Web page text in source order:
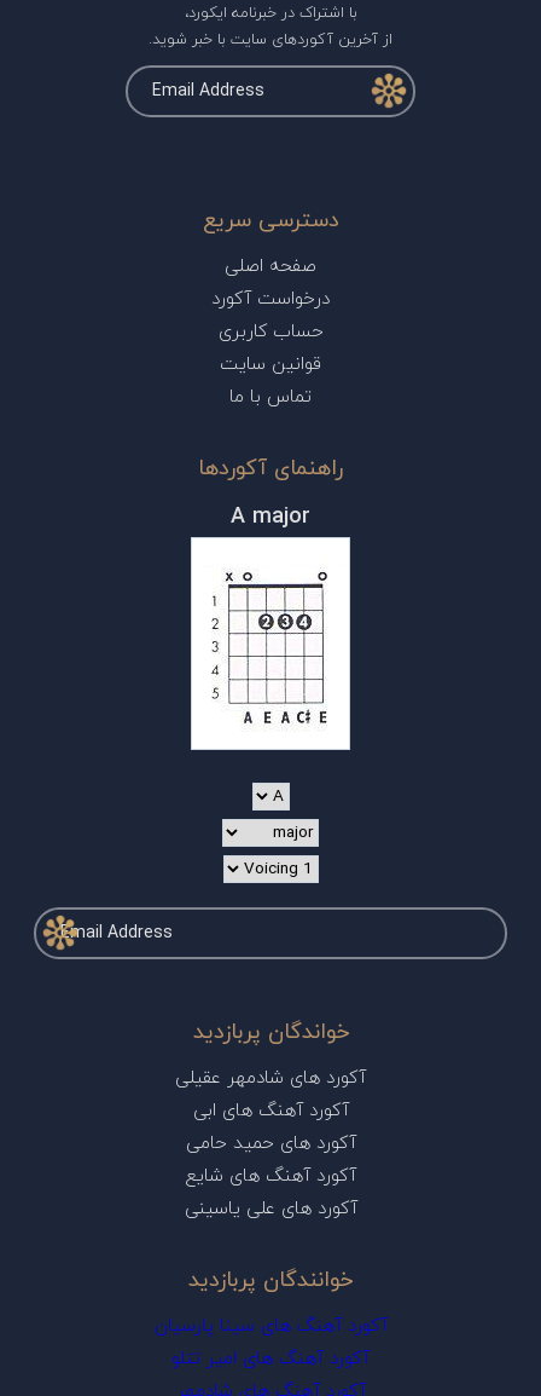
با اشتراک در خبرنامه ایکورد،
از آخرین آکوردهای سایت با خبر شوید.
دسترسی سریع
صفحه اصلی
درخواست آکورد
حساب کاربری
قوانین سایت
تماس با ما
راهنمای آکوردها
A major
خواندگان پربازدید
آکورد های شادمهر عقیلی
آکورد آهنگ های ابی
آکورد های حمید حامی
آکورد آهنگ های شایع
آکورد های علی یاسینی
خوانندگان پربازدید
آکورد آهنگ های سینا پارسیان
آکورد آهنگ های امیر تتلو